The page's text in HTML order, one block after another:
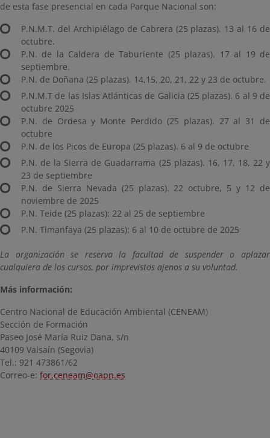
de esta fase presencial en cada Parque Nacional son:
P.N.M.T. del Archipiélago de Cabrera (25 plazas). 13 al 16 de
octubre.
P.N. de la Caldera de Taburiente (25 plazas). 17 al 19 de
septiembre.
P.N. de Doñana (25 plazas). 14,15, 20, 21, 22 y 23 de octubre.
P.N.M.T de las Islas Atlánticas de Galicia (25 plazas). 6 al 9 de
octubre 2025
P.N. de Ordesa y Monte Perdido (25 plazas). 27 al 31 de
octubre
P.N. de los Picos de Europa (25 plazas). 6 al 9 de octubre
P.N. de la Sierra de Guadarrama (25 plazas). 16, 17, 18, 22 y
23 de septiembre
P.N. de Sierra Nevada (25 plazas). 22 octubre, 5 y 12 de
noviembre de 2025
P.N. Teide (25 plazas): 22 al 25 de septiembre
P.N. Timanfaya (25 plazas): 6 al 10 de octubre de 2025
La organización se reserva la facultad de suspender o aplazar
cualquiera de los cursos, por imprevistos ajenos a su voluntad.
Más información:
Centro Nacional de Educación Ambiental (CENEAM)
Sección de Formación
Paseo José María Ruiz Dana, s/n
40109 Valsaín (Segovia)
Tel.: 921 473861/62
Correo-e: for.ceneam@oapn.es